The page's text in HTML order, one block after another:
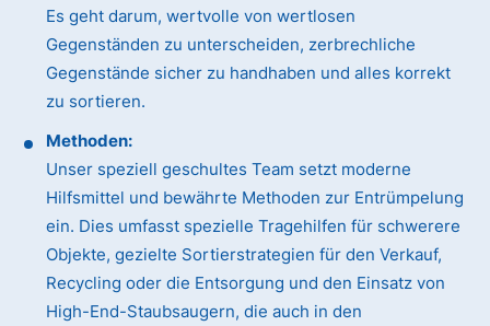
Es geht darum, wertvolle von wertlosen
Gegenständen zu unterscheiden, zerbrechliche
Gegenstände sicher zu handhaben und alles korrekt
zu sortieren.
Methoden:
Unser speziell geschultes Team setzt moderne
Hilfsmittel und bewährte Methoden zur Entrümpelung
ein. Dies umfasst spezielle Tragehilfen für schwerere
Objekte, gezielte Sortierstrategien für den Verkauf,
Recycling oder die Entsorgung und den Einsatz von
High-End-Staubsaugern, die auch in den